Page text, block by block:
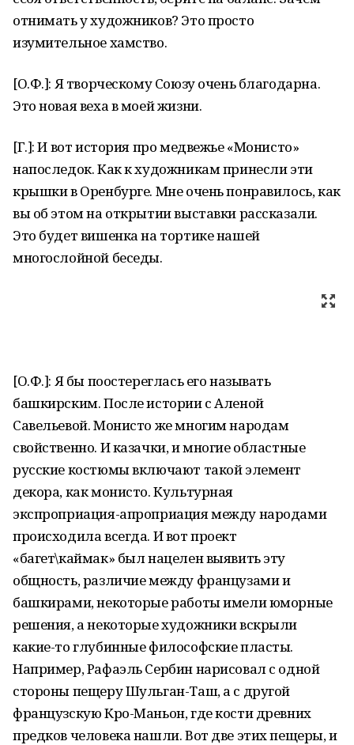
отнимать у художников? Это просто
изумительное хамство.
[О.Ф.]: Я творческому Союзу очень благодарна.
Это новая веха в моей жизни.
[Г.]: И вот история про медвежье «Монисто»
напоследок. Как к художникам принесли эти
крышки в Оренбурге. Мне очень понравилось, как
вы об этом на открытии выставки рассказали.
Это будет вишенка на тортике нашей
многослойной беседы.
[О.Ф.]: Я бы поостереглась его называть
башкирским. После истории с Аленой
Савельевой. Монисто же многим народам
свойственно. И казачки, и многие областные
русские костюмы включают такой элемент
декора, как монисто. Культурная
экспроприация-апроприация между народами
происходила всегда. И вот проект
«багет\каймак» был нацелен выявить эту
общность, различие между французами и
башкирами, некоторые работы имели юморные
решения, а некоторые художники вскрыли
какие-то глубинные философские пласты.
Например, Рафаэль Сербин нарисовал с одной
стороны пещеру Шульган-Таш, а с другой
французскую Кро-Маньон, где кости древних
предков человека нашли. Вот две этих пещеры, и